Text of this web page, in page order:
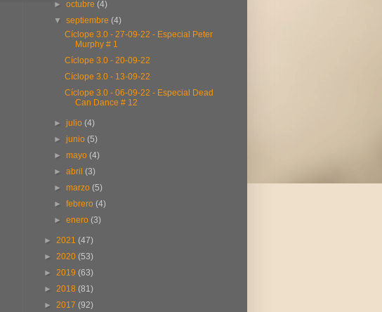
►octubre(4)
▼septiembre(4)
Cíclope 3.0 - 27-09-22 - Especial Peter
Murphy # 1
Cíclope 3.0 - 20-09-22
Cíclope 3.0 - 13-09-22
Cíclope 3.0 - 06-09-22 - Especial Dead
Can Dance # 12
►julio(4)
►junio(5)
►mayo(4)
►abril(3)
►marzo(5)
►febrero(4)
►enero(3)
► 2021 (47)
► 2020 (53)
► 2019 (63)
► 2018 (81)
► 2017 (92)